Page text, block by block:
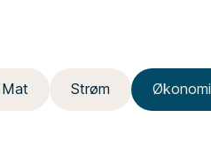
Mat Strøm Økonomi